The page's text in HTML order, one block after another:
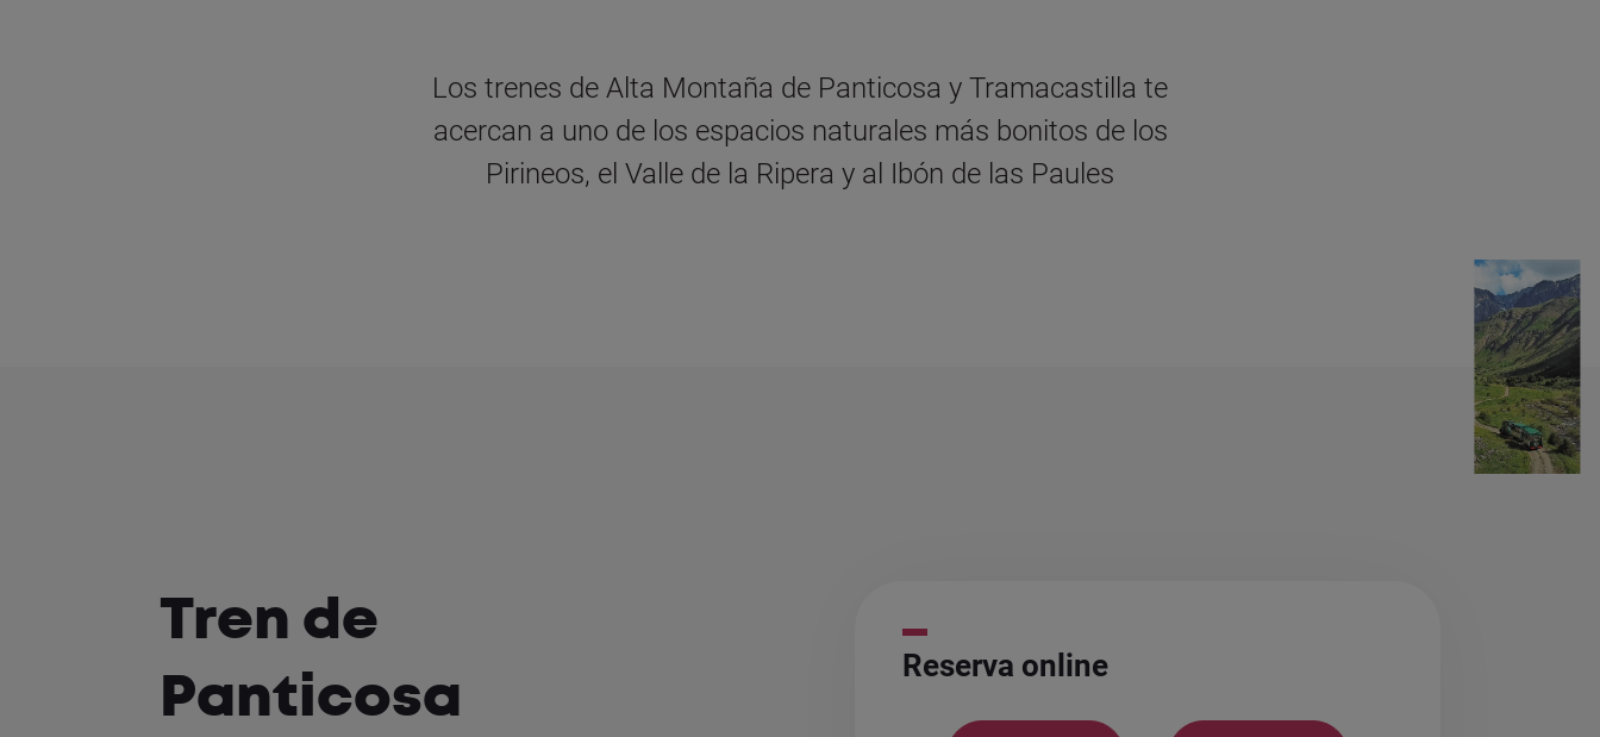
Los trenes de Alta Montaña de Panticosa y Tramacastilla te
acercan a uno de los espacios naturales más bonitos de los
Pirineos, el Valle de la Ripera y al Ibón de las Paules
Tren de
Panticosa
Reserva online